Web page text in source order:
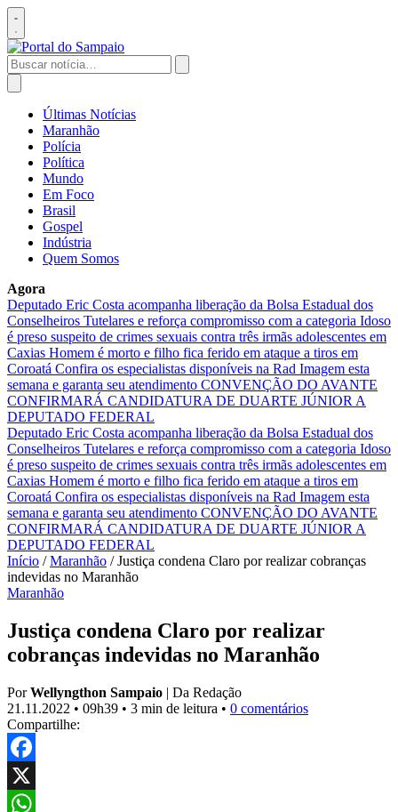
Pular
para
o
conteúdo
Abrir
menu
Buscar
por:
Abrir
buscaÚltimas Notícias
Maranhão
Polícia
Política
Mundo
Em Foco
Brasil
Gospel
Indústria
Quem Somos
Agora
Deputado Eric Costa acompanha liberação da Bolsa Estadual dos
Conselheiros Tutelares e reforça compromisso com a categoria Idoso
é preso suspeito de crimes sexuais contra três irmãs adolescentes em
Caxias Homem é morto e filho fica ferido em ataque a tiros em
Coroatá Confira os especialistas disponíveis na Rad Imagem esta
semana e garanta seu atendimento CONVENÇÃO DO AVANTE
CONFIRMARÁ CANDIDATURA DE DUARTE JÚNIOR A
DEPUTADO FEDERAL
Deputado Eric Costa acompanha liberação da Bolsa Estadual dos
Conselheiros Tutelares e reforça compromisso com a categoria Idoso
é preso suspeito de crimes sexuais contra três irmãs adolescentes em
Caxias Homem é morto e filho fica ferido em ataque a tiros em
Coroatá Confira os especialistas disponíveis na Rad Imagem esta
semana e garanta seu atendimento CONVENÇÃO DO AVANTE
CONFIRMARÁ CANDIDATURA DE DUARTE JÚNIOR A
DEPUTADO FEDERAL
Início / Maranhão / Justiça condena Claro por realizar cobranças
indevidas no Maranhão
Maranhão
Justiça condena Claro por realizar
cobranças indevidas no Maranhão
PorWellyngthon Sampaio | Da Redação
21.11.2022 • 09h39 • 3 min de leitura • 0 comentários
Compartilhe:
Facebook
X